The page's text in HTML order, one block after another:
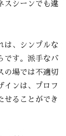
スシーンでも違
は、シンプルな
です。派手なバ
の場では不適切
インは、プロフ
せることができ